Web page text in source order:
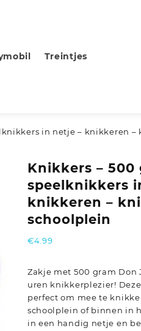
Treintjes
in netje – knikkeren
Knikkers – 500
speelknikkers
knikkeren –
schoolplein
€4.99
Zakje met 500 gram Don
uren knikkerplezier!
perfect om mee te
schoolplein of binnen in
in een handig netje en